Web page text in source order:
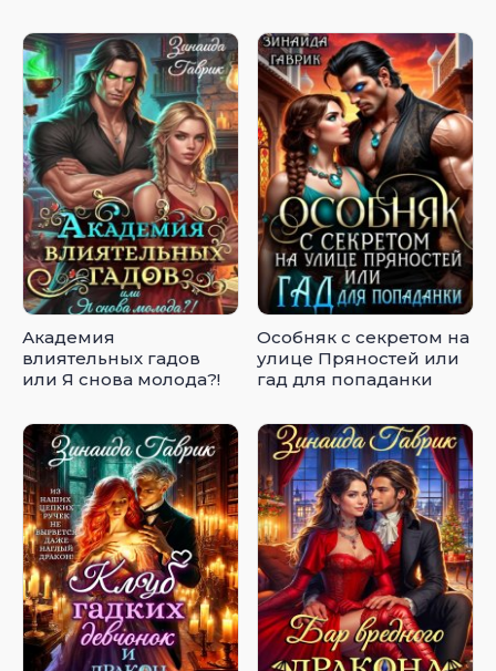
Академия
влиятельных гадов
или Я снова молода?!
Особняк с секретом на
улице Пряностей или
гад для попаданки